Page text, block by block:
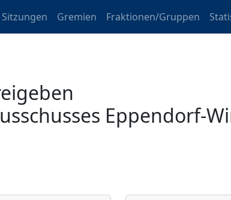
Sitzungen Gremien Fraktionen/Gruppen
Eppendorf-